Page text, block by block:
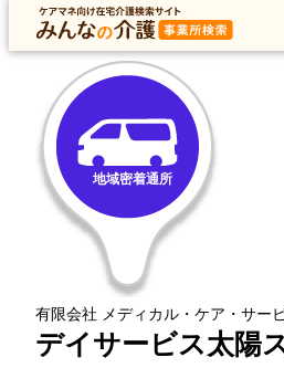
トップ データ
トップ 東京都 杉並区 地域密着通所 デイサ
地域密着通所
有限会社 メディカル・ケア・サー
デイサービス太陽